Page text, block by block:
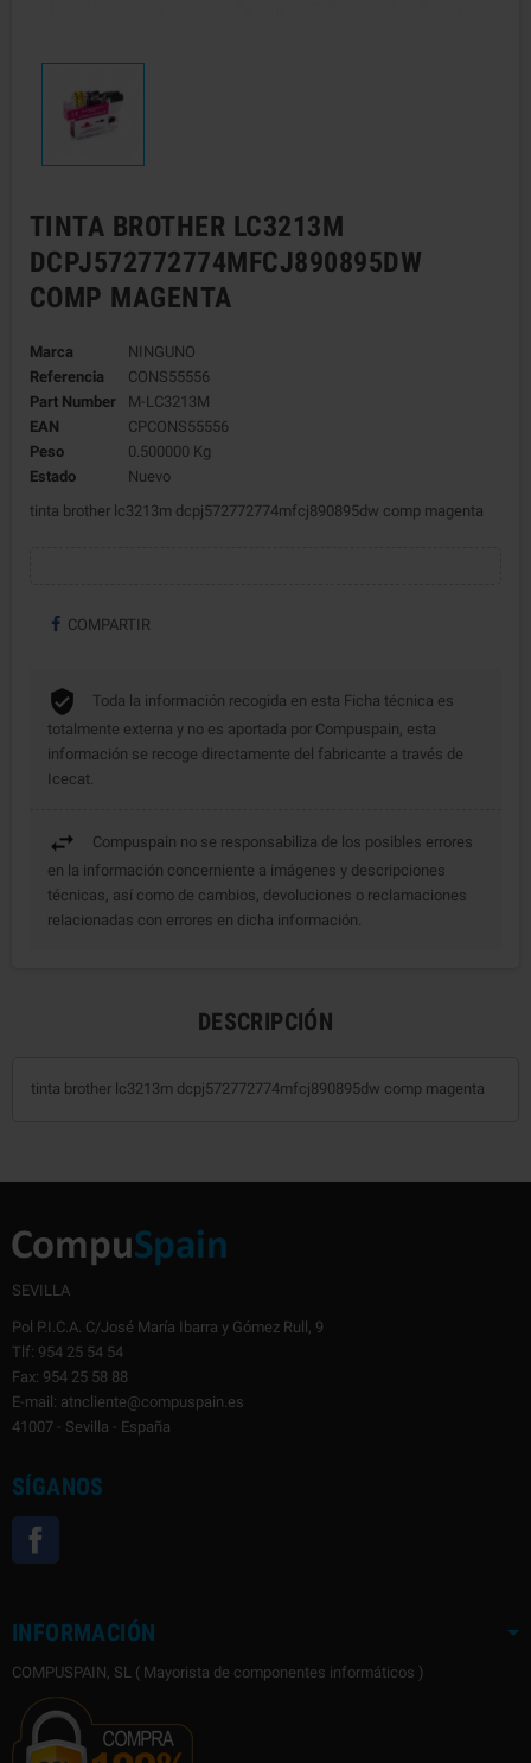
TINTA BROTHER LC3213M
DCPJ572772774MFCJ890895DW
COMP MAGENTA
Marca
NINGUNO
Referencia
CONS55556
Part Number
M-LC3213M
EAN
CPCONS55556
Peso
0.500000 Kg
Estado
Nuevo
tinta brother lc3213m dcpj572772774mfcj890895dw comp magenta
COMPARTIR
Toda la información recogida en esta Ficha técnica es
totalmente externa y no es aportada por Compuspain, esta
información se recoge directamente del fabricante a través de
Icecat.
Compuspain no se responsabiliza de los posibles errores
en la información concerniente a imágenes y descripciones
técnicas, así como de cambios, devoluciones o reclamaciones
relacionadas con errores en dicha información.
DESCRIPCIÓN
tinta brother lc3213m dcpj572772774mfcj890895dw comp magenta
SEVILLA
Pol P.I.C.A. C/José María Ibarra y Gómez Rull, 9
Tlf: 954 25 54 54
Fax: 954 25 58 88
E-mail: atncliente@compuspain.es
41007 - Sevilla - España
SÍGANOS
INFORMACIÓN
COMPUSPAIN, SL ( Mayorista de componentes informáticos )